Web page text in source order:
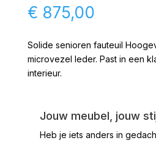
€ 875,00
Solide senioren fauteuil
microvezel leder. Past in een
interieur.
Jouw meubel, jouw
Heb je iets anders in